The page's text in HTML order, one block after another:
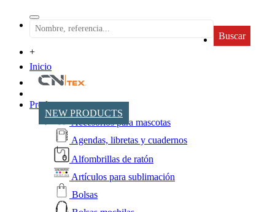
Buscar
+
Inicio
NEW PRODUCTS
Productos
Accesorios para mascotas
Agendas, libretas y cuadernos
Alfombrillas de ratón
Artículos para sublimación
Bolsas